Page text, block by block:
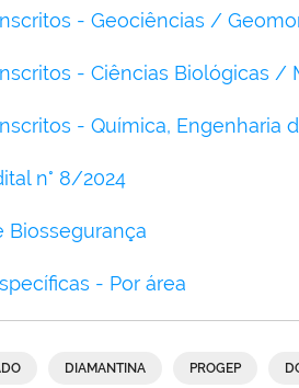
- Geociências /
- Ciências Biológicas /
- Química, Engenharia
n° 8/2024
Biossegurança
- Por área
DIAMANTINA PROGEP